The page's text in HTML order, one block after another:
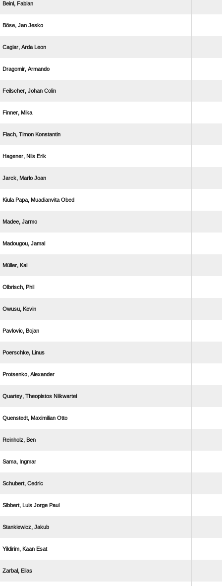
 
  
  
 
  
 
  
  
  
   
 
 
 
 
 
 
 
 
  
  
 
 
 
   
 
  
 